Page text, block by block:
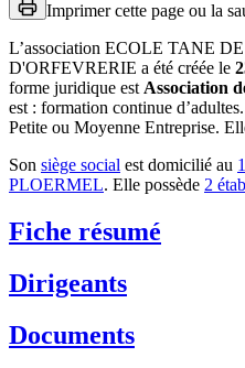
Imprimer cette page ou la
L’association ECOLE TANE
D'ORFEVRERIE a été créée le
forme juridique est Association
est : formation continue d’adultes.
Petite ou Moyenne Entreprise.
Son siège social est domicilié au
PLOERMEL. Elle possède 2
Fiche résumé
Dirigeants
Documents